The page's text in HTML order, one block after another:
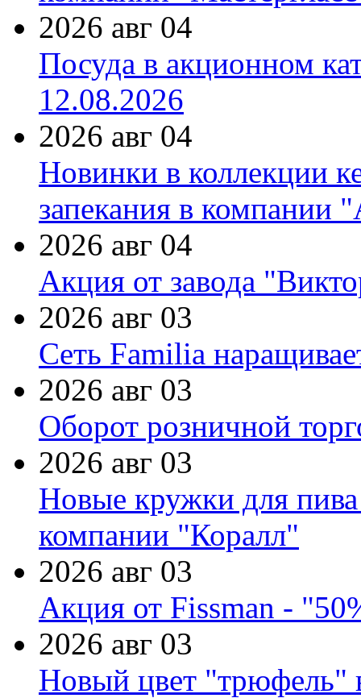
2026 авг 04
Посуда в акционном
12.08.2026
2026 авг 04
Новинки в коллекции
запекания в компании
2026 авг 04
Акция от завода
2026 авг 03
Сеть Familia
2026 авг 03
Оборот розничной
2026 авг 03
Новые кружки для
компании "Коралл"
2026 авг 03
Акция от Fissman -
2026 авг 03
Новый цвет "трюфель"